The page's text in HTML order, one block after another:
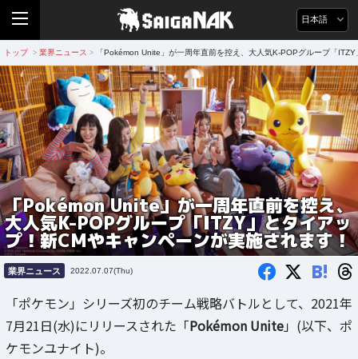
日本語
トップ > 業界ニュース > 「Pokémon Unite」が一周年直前を控え、大人気K-POPグループ「
「Pokémon Unite」が一周年直前を控え、
大人気K-POPグループ「ITZY」とタイアッ
プ！新CMやキャンペーンが実施されます！
業界ニュース 2022.07.07(Thu) B!
「ポケモン」シリーズ初のチーム戦略バトルとして、2021年
7月21日(水)にリリースされた「Pokémon Unite」(以下、ポ
ケモンユナイト)。